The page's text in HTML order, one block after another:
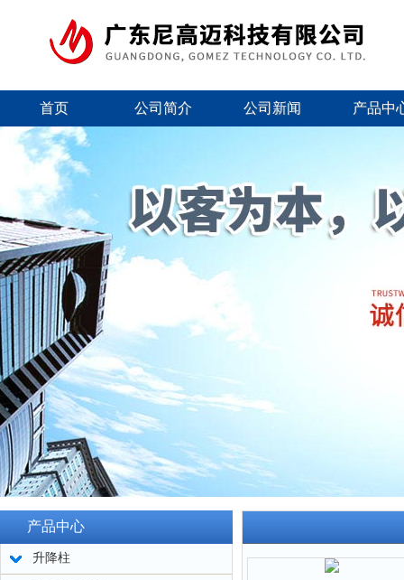
首页 公司简介 公司新闻 产品中
产品中心
升降柱